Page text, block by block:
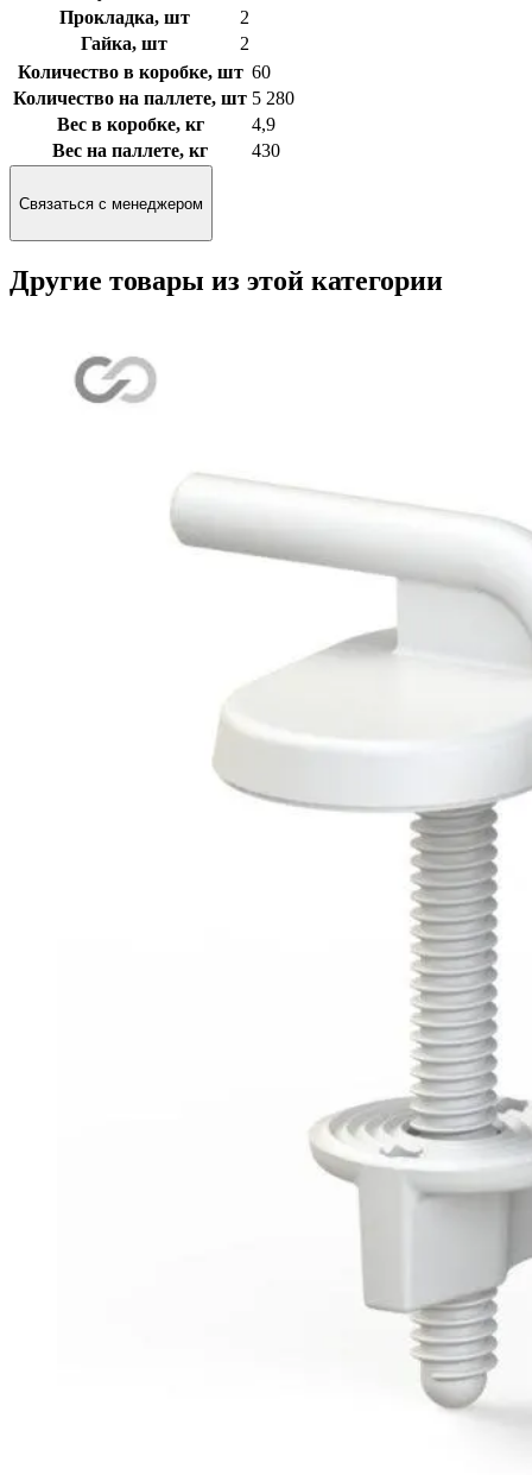
Прокладка, шт
2
Гайка, шт
2
Количество в коробке, шт 60
Количество на паллете, шт 5 280
Вес в коробке, кг
4,9
Вес на паллете, кг
430
Связаться с менеджером
Другие товары из этой категории